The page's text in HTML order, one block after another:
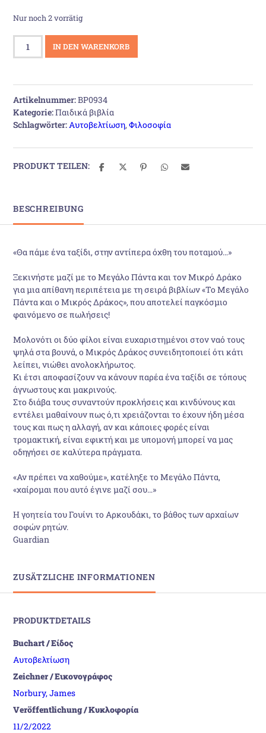
Nur noch 2 vorrätig
Το
ταξίδι
του
Δράκου
Menge
IN DEN WARENKORB
Artikelnummer:BP0934
Kategorie:Παιδικά βιβλία
Schlagwörter:Αυτοβελτίωση,Φιλοσοφία
PRODUKT TEILEN:
BESCHREIBUNG
«Θα πάμε ένα ταξίδι, στην αντίπερα όχθη του ποταμού…»
Ξεκινήστε μαζί με το Μεγάλο Πάντα και τον Μικρό Δράκο
για μια απίθανη περιπέτεια με τη σειρά βιβλίων «Το Μεγάλο
Πάντα και ο Μικρός Δράκος», που αποτελεί παγκόσμιο
φαινόμενο σε πωλήσεις!
Μολονότι οι δύο φίλοι είναι ευχαριστημένοι στον ναό τους
ψηλά στα βουνά, ο Μικρός Δράκος συνειδητοποιεί ότι κάτι
λείπει, νιώθει ανολοκλήρωτος.
Κι έτσι αποφασίζουν να κάνουν παρέα ένα ταξίδι σε τόπους
άγνωστους και μακρινούς.
Στο διάβα τους συναντούν προκλήσεις και κινδύνους και
εντέλει μαθαίνουν πως ό,τι χρειάζονται το έχουν ήδη μέσα
τους και πως η αλλαγή, αν και κάποιες φορές είναι
τρομακτική, είναι εφικτή και με υπομονή μπορεί να μας
οδηγήσει σε καλύτερα πράγματα.
«Αν πρέπει να χαθούμε», κατέληξε το Μεγάλο Πάντα,
«χαίρομαι που αυτό έγινε μαζί σου…»
Η γοητεία του Γουίνι το Αρκουδάκι, το βάθος των αρχαίων
σοφών ρητών.
Guardian
ZUSÄTZLICHE INFORMATIONEN
PRODUKTDETAILS
Buchart / Είδος
Αυτοβελτίωση
Zeichner / Εικονογράφος
Norbury, James
Veröffentlichung / Κυκλοφορία
11/2/2022